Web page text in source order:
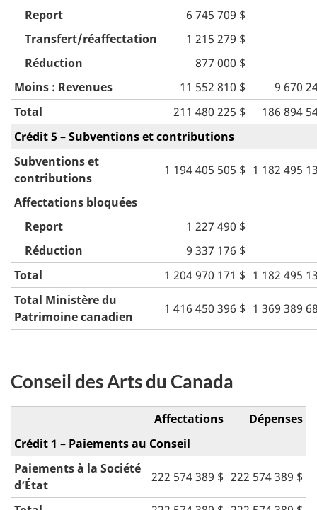
Report
6 745 709 $
Transfert/réaffectation
1 215 279 $
Réduction
877 000 $
Moins : Revenues
11 552 810 $
9 670
Total
211 480 225 $
186 894
Crédit 5 – Subventions et contributions
Subventions et
contributions
1 194 405 505 $ 1 182 495
Affectations bloquées
Report
1 227 490 $
Réduction
9 337 176 $
Total
1 204 970 171 $ 1 182 495
Total Ministère du
Patrimoine canadien
1 416 450 396 $ 1 369 389
Conseil des Arts du Canada
Affectations
Dépenses
Crédit 1 – Paiements au Conseil
Paiements à la Société
d’État
222 574 389 $ 222 574 389 $